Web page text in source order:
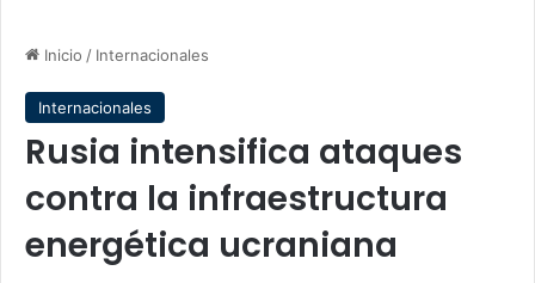
Inicio / Internacionales
Internacionales
Rusia intensifica ataques
contra la infraestructura
energética ucraniana